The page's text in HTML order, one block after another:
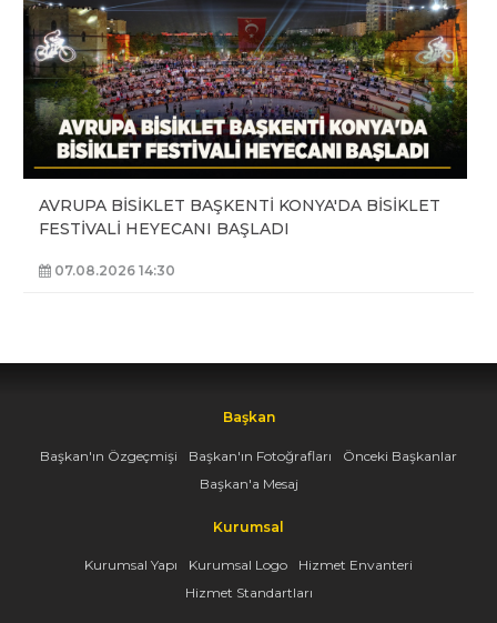
AVRUPA BİSİKLET BAŞKENTİ KONYA'DA BİSİKLET
FESTİVALİ HEYECANI BAŞLADI
07.08.2026 14:30
Başkan
Başkan'ın Özgeçmişi Başkan'ın Fotoğrafları
Önceki Başkanlar
Başkan'a Mesaj
Kurumsal
Kurumsal Yapı Kurumsal Logo
Hizmet Envanteri
Hizmet Standartları